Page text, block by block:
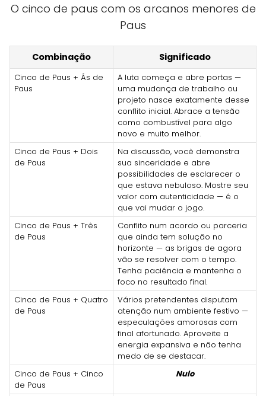
O cinco de paus com os arcanos menores de
Paus
Combinação Significado
Cinco de Paus + Ás de
Paus
A luta começa e abre portas —
uma mudança de trabalho ou
projeto nasce exatamente desse
conflito inicial. Abrace a tensão
como combustível para algo
novo e muito melhor.
Cinco de Paus + Dois
de Paus
Na discussão, você demonstra
sua sinceridade e abre
possibilidades de esclarecer o
que estava nebuloso. Mostre seu
valor com autenticidade — é o
que vai mudar o jogo.
Cinco de Paus + Três
de Paus
Conflito num acordo ou parceria
que ainda tem solução no
horizonte — as brigas de agora
vão se resolver com o tempo.
Tenha paciência e mantenha o
foco no resultado final.
Cinco de Paus + Quatro
de Paus
Vários pretendentes disputam
atenção num ambiente festivo —
especulações amorosas com
final afortunado. Aproveite a
energia expansiva e não tenha
medo de se destacar.
Cinco de Paus + Cinco
de Paus
Nulo